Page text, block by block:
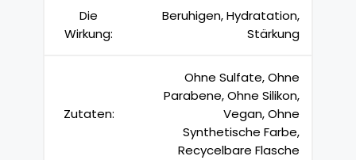
Die
Wirkung:
Beruhigen, Hydratation,
Stärkung
Zutaten:
Ohne Sulfate, Ohne
Parabene, Ohne Silikon,
Vegan, Ohne
Synthetische Farbe,
Recycelbare Flasche